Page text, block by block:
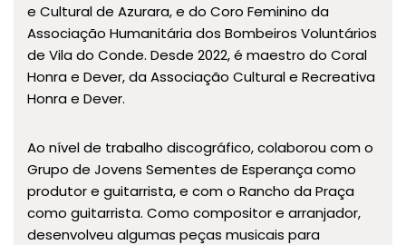
e Cultural de Azurara, e do Coro Feminino da
Associação Humanitária dos Bombeiros Voluntários
de Vila do Conde. Desde 2022, é maestro do Coral
Honra e Dever, da Associação Cultural e Recreativa
Honra e Dever.
Ao nível de trabalho discográfico, colaborou com o
Grupo de Jovens Sementes de Esperança como
produtor e guitarrista, e com o Rancho da Praça
como guitarrista. Como compositor e arranjador,
desenvolveu algumas peças musicais para